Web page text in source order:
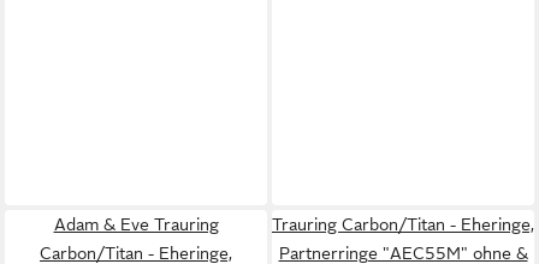
Adam & Eve Trauring
Carbon/Titan - Eheringe,
Trauring Carbon/Titan - Eheringe,
Partnerringe "AEC55M" ohne &